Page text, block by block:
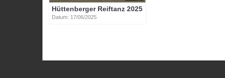
Hüttenberger Reiftanz 2025
Datum: 17/06/2025